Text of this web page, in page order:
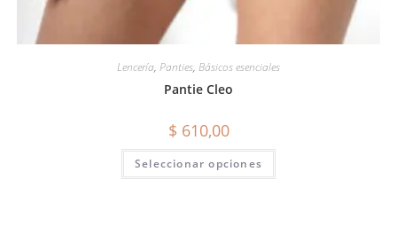
Lencería, Panties, Básicos esenciales
Pantie Cleo
$ 610,00
Seleccionar opciones